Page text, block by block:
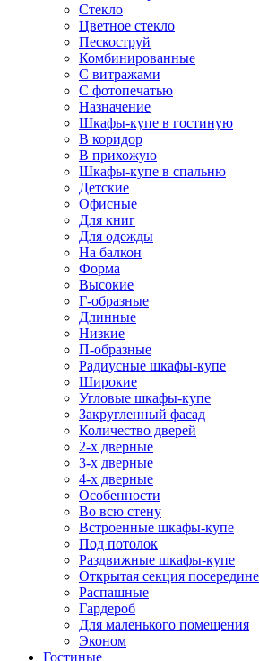
Стекло
Цветное стекло
Пескоструй
Комбинированные
С витражами
С фотопечатью
Назначение
Шкафы-купе в гостиную
В коридор
В прихожую
Шкафы-купе в спальню
Детские
Офисные
Для книг
Для одежды
На балкон
Форма
Высокие
Г-образные
Длинные
Низкие
П-образные
Радиусные шкафы-купе
Широкие
Угловые шкафы-купе
Закругленный фасад
Количество дверей
2-х дверные
3-х дверные
4-х дверные
Особенности
Во всю стену
Встроенные шкафы-купе
Под потолок
Раздвижные шкафы-купе
Открытая секция посередине
Распашные
Гардероб
Для маленького помещения
Эконом
Гостиные